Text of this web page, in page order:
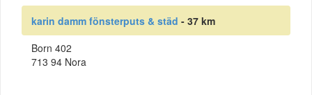
karin damm fönsterputs & städ - 37 km
Born 402
713 94 Nora